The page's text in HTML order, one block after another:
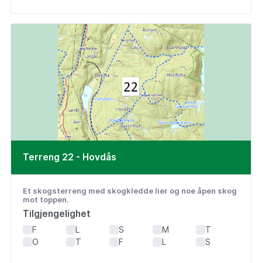
Terreng 22 - Hovdås
Et skogsterreng med skogkledde lier og noe åpen skog
mot toppen.
Tilgjengelighet
F L S M
T
O
T F L S